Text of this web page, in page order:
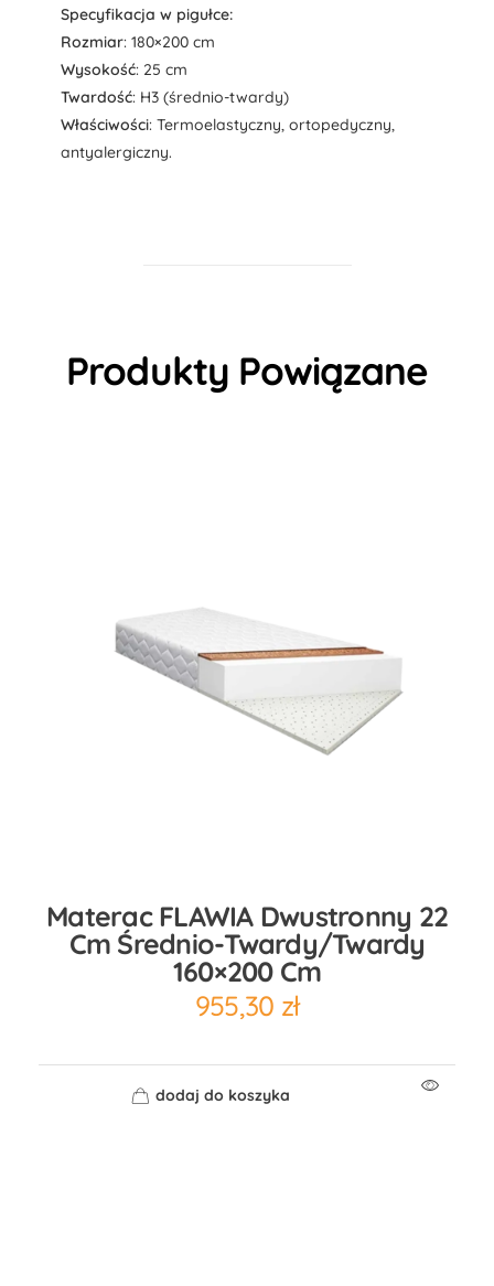
Specyfikacja w pigułce:
Rozmiar: 180×200 cm
Wysokość: 25 cm
Twardość: H3 (średnio-twardy)
Właściwości: Termoelastyczny, ortopedyczny,
antyalergiczny.
Produkty Powiązane
Materac FLAWIA Dwustronny 22
Cm Średnio-Twardy/twardy
160×200 Cm
955,30 zł
dodaj do koszyka